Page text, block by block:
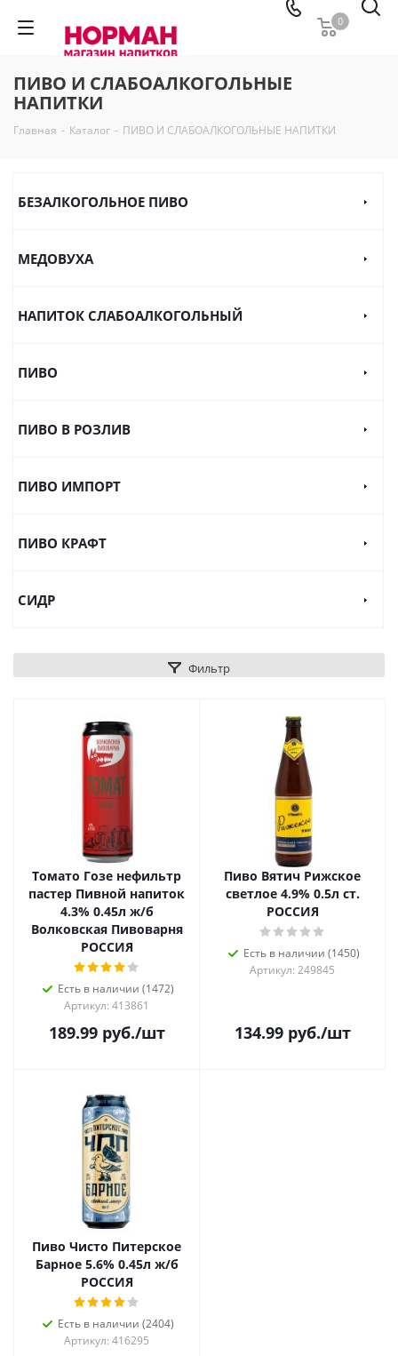
0
ПИВО И СЛАБОАЛКОГОЛЬНЫЕ
НАПИТКИ
Главная - Каталог - ПИВО И СЛАБОАЛКОГОЛЬНЫЕ НАПИТКИ
БЕЗАЛКОГОЛЬНОЕ ПИВО
МЕДОВУХА
НАПИТОК СЛАБОАЛКОГОЛЬНЫЙ
ПИВО
ПИВО В РОЗЛИВ
ПИВО ИМПОРТ
ПИВО КРАФТ
СИДР
Фильтр
Томато Гозе нефильтр
пастер Пивной напиток
4.3% 0.45л ж/б
Волковская Пивоварня
РОССИЯ
Есть в наличии (1472)
Артикул: 413861
189.99руб./шт
Пиво Вятич Рижское
светлое 4.9% 0.5л ст.
РОССИЯ
Есть в наличии (1450)
Артикул: 249845
134.99руб./шт
Пиво Чисто Питерское
Барное 5.6% 0.45л ж/б
РОССИЯ
Есть в наличии (2404)
Артикул: 416295